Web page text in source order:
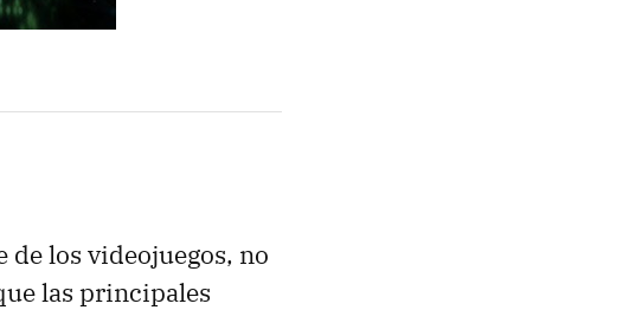
los videojuegos, no
las principales